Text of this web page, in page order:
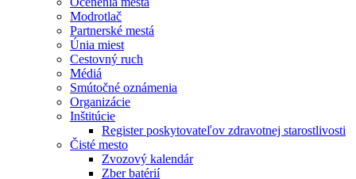
Modrotlač
Partnerské mestá
Únia miest
Cestovný ruch
Médiá
Smútočné oznámenia
Organizácie
Inštitúcie
Register poskytovateľov zdravotnej starostlivosti
Čisté mesto
Zvozový kalendár
Zber batérií